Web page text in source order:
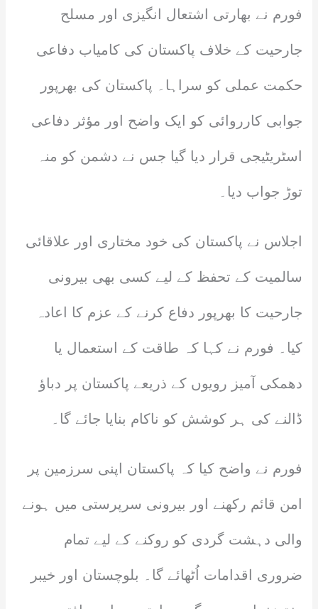
فورم نے بھارتی اشتعال انگیزی اور مسلح
جارحیت کے خلاف پاکستان کی کامیاب دفاعی
حکمت عملی کو سراہا۔ پاکستان کی بھرپور
جوابی کارروائی کو ایک واضح اور مؤثر دفاعی
اسٹریٹیجی قرار دیا گیا جس نے دشمن کو منہ
توڑ جواب دیا۔
اجلاس نے پاکستان کی خود مختاری اور علاقائی
سالمیت کے تحفظ کے لیے کسی بھی بیرونی
جارحیت کا بھرپور دفاع کرنے کے عزم کا اعادہ
کیا۔ فورم نے کہا کہ طاقت کے استعمال یا
دھمکی آمیز رویوں کے ذریعے پاکستان پر دباؤ
ڈالنے کی ہر کوشش کو ناکام بنایا جائے گا۔
فورم نے واضح کیا کہ پاکستان اپنی سرزمین پر
امن قائم رکھنے اور بیرونی سرپرستی میں ہونے
والی دہشت گردی کو روکنے کے لیے تمام
ضروری اقدامات اُٹھائے گا۔ بلوچستان اور خیبر